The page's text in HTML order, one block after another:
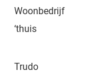
Woonbedrijf
‘thuis
Trudo